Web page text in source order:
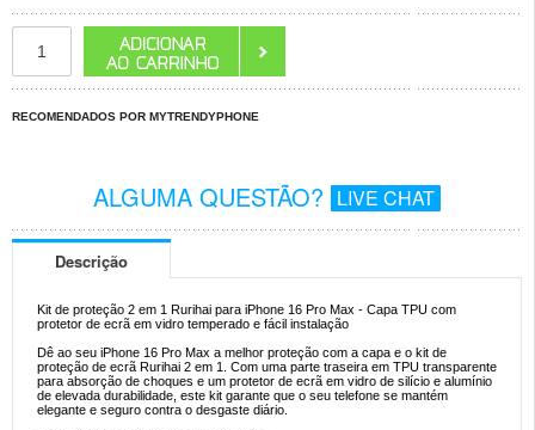
RECOMENDADOS POR MYTRENDYPHONE
ALGUMA QUESTÃO? LIVE CHAT
Descrição
Kit de proteção 2 em 1 Rurihai para iPhone 16 Pro Max - Capa TPU com
protetor de ecrã em vidro temperado e fácil instalação
Dê ao seu iPhone 16 Pro Max a melhor proteção com a capa e o kit de
proteção de ecrã Rurihai 2 em 1. Com uma parte traseira em TPU transparente
para absorção de choques e um protetor de ecrã em vidro de silício e alumínio
de elevada durabilidade, este kit garante que o seu telefone se mantém
elegante e seguro contra o desgaste diário.